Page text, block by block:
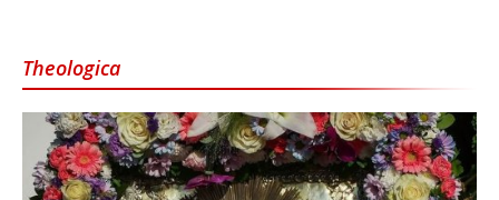
Theologica